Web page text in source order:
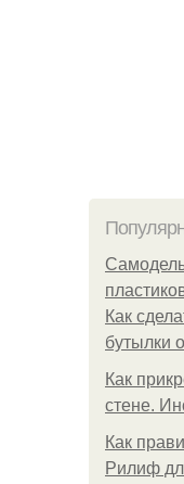
Как
бутылки
Как
стене.
Как
Рилиф